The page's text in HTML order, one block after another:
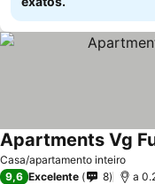
Casa/apartamento inteiro
Apartments Vg
9,6 Excelente 8 a